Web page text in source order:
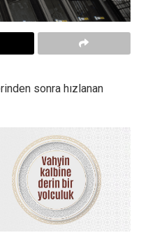
sonra hızlanan